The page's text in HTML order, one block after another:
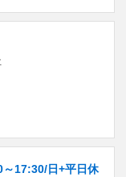
17:30/日+平日休